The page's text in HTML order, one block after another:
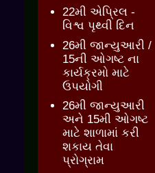
22મી એપ્રિલ -
વિશ્વ પૃથ્વી દિન
26મી જાન્યુઆરી /
15ની ઓગષ્ટ ના
કાર્યક્રમો માટે
ઉપયોગી
26મી જાન્યુઆરી
અને 15મી ઓગષ્ટ
માટે શાળામાં કરી
શકાય તેવા
પ્રોગ્રામ